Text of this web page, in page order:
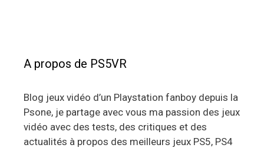
A propos de PS5VR
Blog jeux vidéo d’un Playstation fanboy depuis la
Psone, je partage avec vous ma passion des jeux
vidéo avec des tests, des critiques et des
actualités à propos des meilleurs jeux PS5, PS4